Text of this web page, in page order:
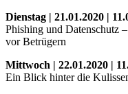
Dienstag | 21.01.2020 |
Phishing und Datenschutz
vor Betrügern
Mittwoch | 22.01.2020 |
Ein Blick hinter die